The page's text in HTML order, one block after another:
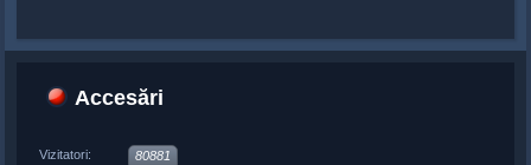
Accesări
Vizitatori: 80881